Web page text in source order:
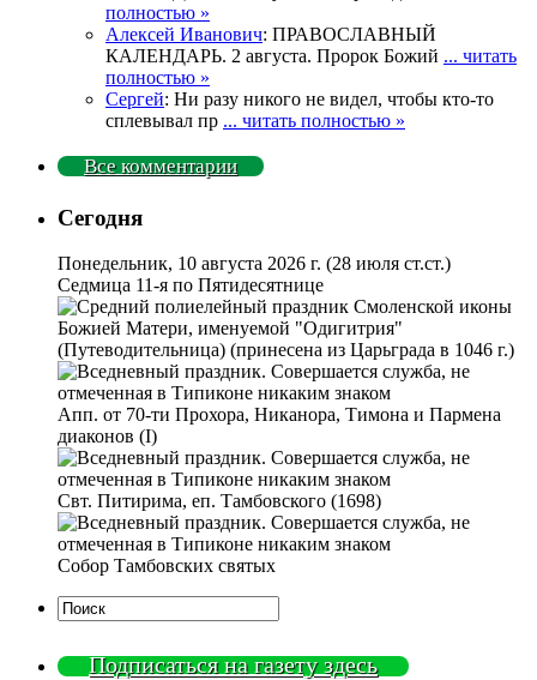
полностью »
Алексей Иванович: ПРАВОСЛАВНЫЙ
КАЛЕНДАРЬ. 2 августа. Пророк Божий ... читать
полностью »
Сергей: Ни разу никого не видел, чтобы кто-то
сплевывал пр ... читать полностью »
Все комментарии
Сегодня
Понедельник, 10 августа 2026 г. (28 июля ст.ст.)
Седмица 11-я по Пятидесятнице
Смоленской иконы
Божией Матери, именуемой "Одигитрия"
(Путеводительница) (принесена из Царьграда в 1046 г.)
Апп. от 70-ти Прохора, Никанора, Тимона и Пармена
диаконов (I)
Свт. Питирима, еп. Тамбовского (1698)
Собор Тамбовских святых
Подписаться на газету здесь